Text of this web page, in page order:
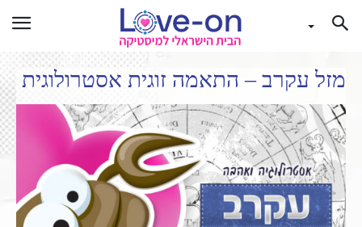
מזל עקרב – התאמה זוגית אסטרולוגית